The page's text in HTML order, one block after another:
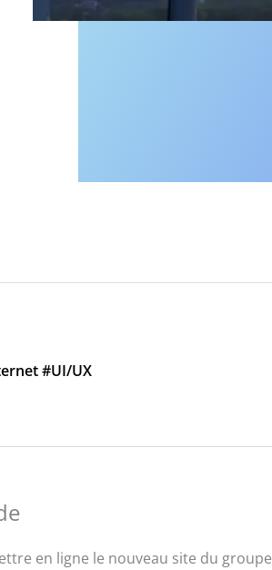
#UI/UX
en ligne le nouveau site du groupe